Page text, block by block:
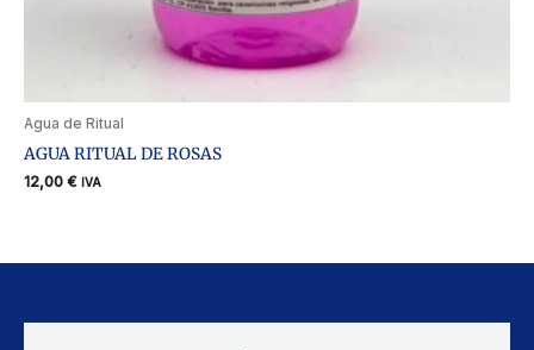
Agua de Ritual
AGUA RITUAL DE ROSAS
12,00 € IVA